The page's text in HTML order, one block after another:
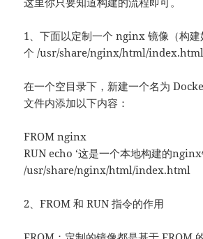
1、下面以定制一个 nginx 镜像（构建
个 /usr/share/nginx/html/index.html
在一个空目录下，新建一个名为
文件内添加以下内容：
FROM nginx
RUN echo ‘这是一个本地构建的nginx
/usr/share/nginx/html/index.html
2、FROM 和 RUN 指令的作用